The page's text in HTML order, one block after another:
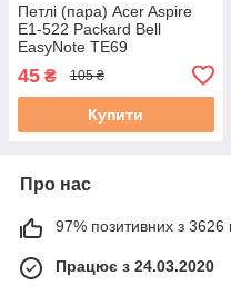
Петлі (пара) Acer Aspire
E1-522 Packard Bell
EasyNote TE69
34.4YU04.001) б/в
45 ₴ 105 ₴
Купити
Про нас
97% позитивних з 3626
Працює з 24.03.2020